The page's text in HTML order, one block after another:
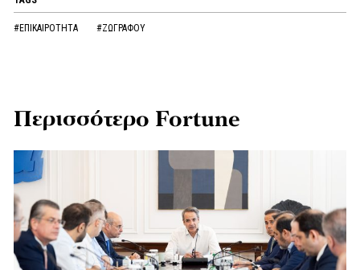
#ΕΠΙΚΑΙΡΟΤΗΤΑ #ΖΩΓΡΑΦΟΥ
Περισσότερο Fortune